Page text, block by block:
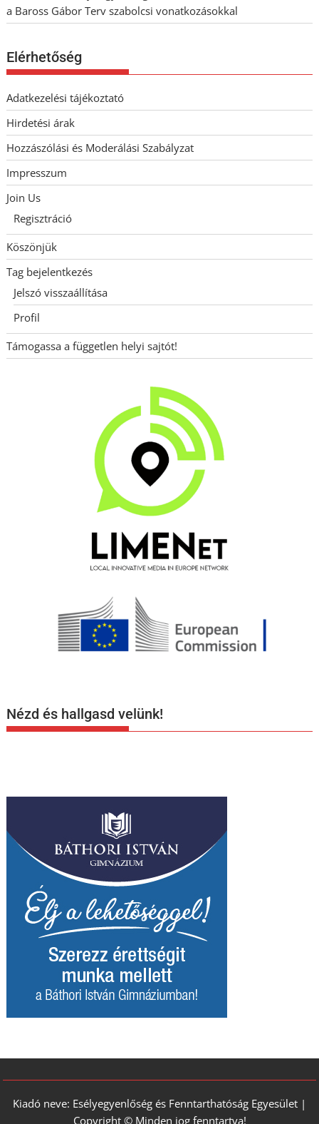
a Baross Gábor Terv szabolcsi vonatkozásokkal
Elérhetőség
Adatkezelési tájékoztató
Hirdetési árak
Hozzászólási és Moderálási Szabályzat
Impresszum
Join Us
Regisztráció
Köszönjük
Tag bejelentkezés
Jelszó visszaállítása
Profil
Támogassa a független helyi sajtót!
Nézd és hallgasd velünk!
Kiadó neve: Esélyegyenlőség és Fenntarthatóság Egyesület |
Copyright © Minden jog fenntartva!